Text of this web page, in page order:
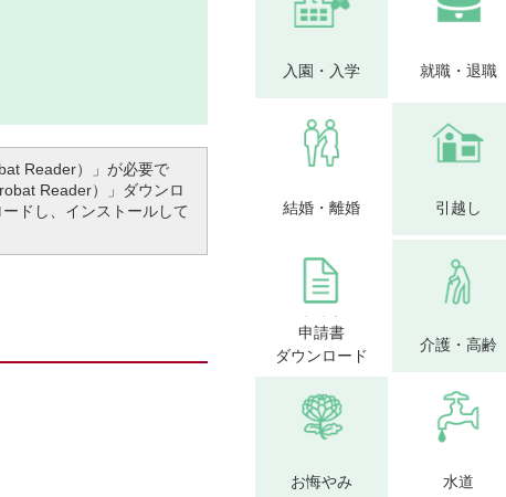
Reader）」が必要で
Reader）」ダウンロ
ドし、インストールして
入園・入学 就職・退職
結婚・離婚 引越し
申請書
ダウンロード
介護・高齢
お悔やみ 水道